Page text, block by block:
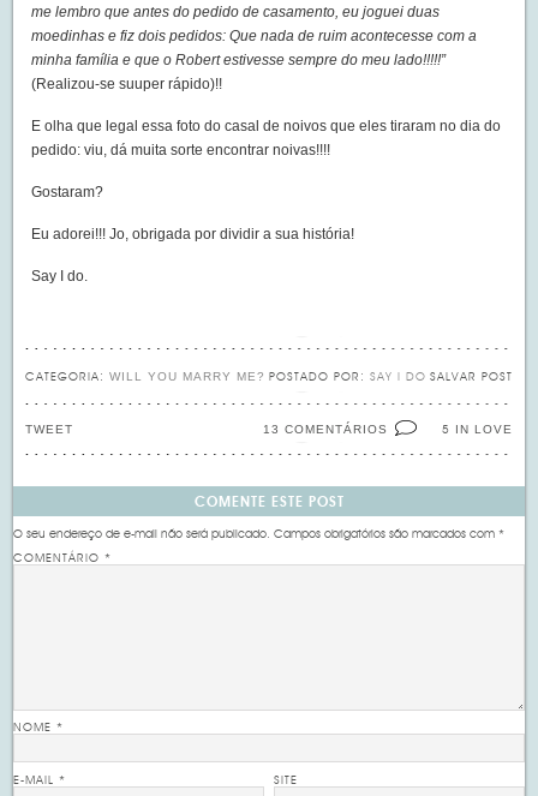
me lembro que antes do pedido de casamento, eu joguei duas
moedinhas e fiz dois pedidos: Que nada de ruim acontecesse com a
minha família e que o Robert estivesse sempre do meu lado!!!!!”
(Realizou-se suuper rápido)!!
E olha que legal essa foto do casal de noivos que eles tiraram no dia do
pedido: viu, dá muita sorte encontrar noivas!!!!
Gostaram?
Eu adorei!!! Jo, obrigada por dividir a sua história!
Say I do.
CATEGORIA:WILL YOU MARRY ME? SALVAR POST
POSTADO POR: SAY I DO
5 IN LOVE
13 COMENTÁRIOS
TWEET
COMENTE ESTE POST
O seu endereço de e-mail não será publicado. Campos obrigatórios são marcados com*
COMENTÁRIO*
NOME*
E-MAIL* SITE